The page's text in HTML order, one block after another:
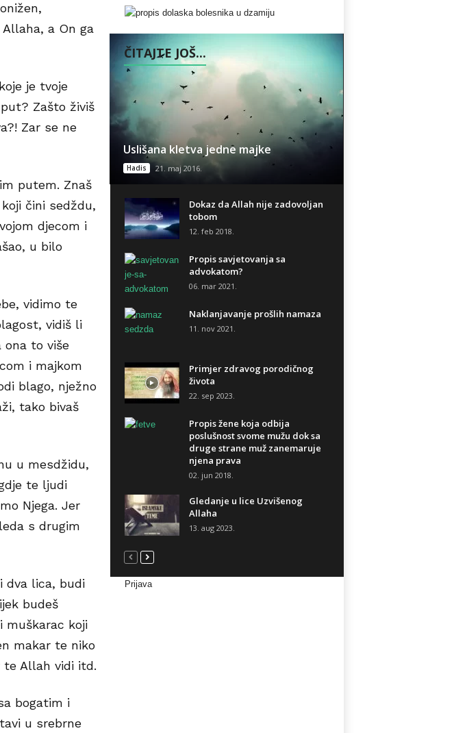
a On ga
je tvoje
Zašto živiš
Zar se ne
putem. Znaš
čini sedždu,
djecom i
u bilo
vidimo te
vidiš li
ona to više
i majkom
blago, nježno
tako bivaš
u mesdžidu,
te ljudi
Njega. Jer
s drugim
dva lica, budi
budeš
muškarac koji
makar te niko
te Allah vidi itd.
bogatim i
u srebrne
ČITAJTE JOŠ...
Uslišana kletva jedne majke
Hadis 21. maj 2016.
Dokaz da Allah nije zadovoljan
tobom
12. feb 2018.
Propis savjetovanja sa
advokatom?
06. mar 2021.
Naklanjavanje prošlih namaza
11. nov 2021.
Primjer zdravog porodičnog
života
22. sep 2023.
Propis žene koja odbija
poslušnost svome mužu dok sa
druge strane muž zanemaruje
njena prava
02. jun 2018.
Gledanje u lice Uzvišenog
Allaha
13. aug 2023.
Prijava